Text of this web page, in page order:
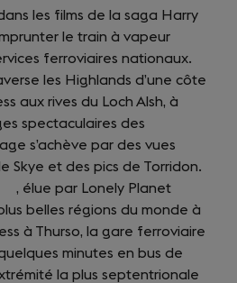
les films de la saga Harry
le train à vapeur
ferroviaires nationaux.
les Highlands d’une côte
aux rives du Loch Alsh, à
spectaculaires des
s’achève par des vues
Skye et des pics de Torridon.
(opens
, élue par Lonely Planet
belles régions du monde à
à Thurso, la gare ferroviaire
minutes en bus de
la plus septentrionale